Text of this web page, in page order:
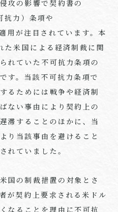
攻の影響で契約書の
力）条項や
が注目されています。本
米国による経済制裁に関
れていた不可抗力条項の
す。当該不可抗力条項で
るためには戦争や経済制
ない事由により契約上の
滞することのほかに、当
り当該事由を避けること
れていました。
国の制裁措置の対象とさ
が契約上要求される米ドル
なることを理由に不可抗